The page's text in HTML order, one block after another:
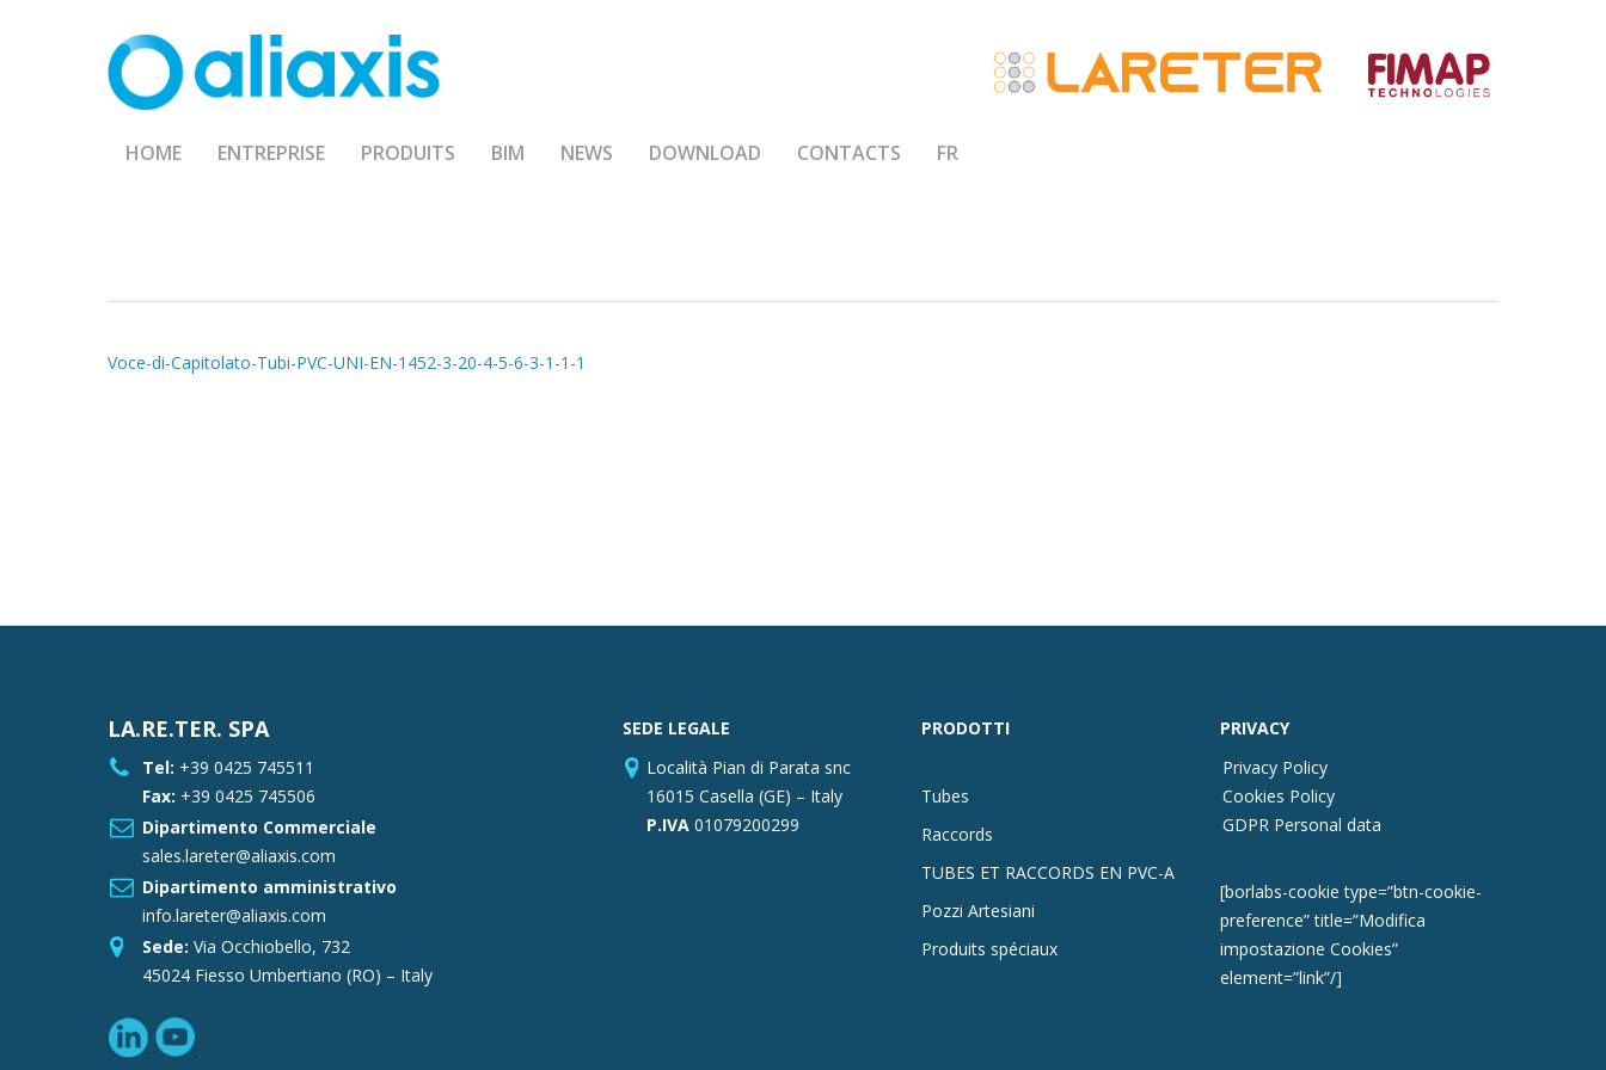
HOME ENTREPRISE PRODUITS BIM NEWS DOWNLOAD CONTACTS FR
Voce-di-Capitolato-Tubi-PVC-UNI-EN-1452-3-20-4-5-6-3-1-1-1
LA.RE.TER. SPA
Tel: +39 0425 745511
Fax: +39 0425 745506
Dipartimento Commerciale
sales.lareter@aliaxis.com
Dipartimento amministrativo
info.lareter@aliaxis.com
Sede: Via Occhiobello, 732
45024 Fiesso Umbertiano (RO) – Italy
SEDE LEGALE
Località Pian di Parata snc
16015 Casella (GE) – Italy
P.IVA01079200299
PRODOTTI
Tubes
Raccords
TUBES ET RACCORDS EN PVC-A
Pozzi Artesiani
Produits spéciaux
PRIVACY
Privacy Policy
Cookies Policy
GDPR Personal data
[borlabs-cookie type=”btn-cookie-
preference” title=”Modifica
impostazione Cookies”
element=”link”/]